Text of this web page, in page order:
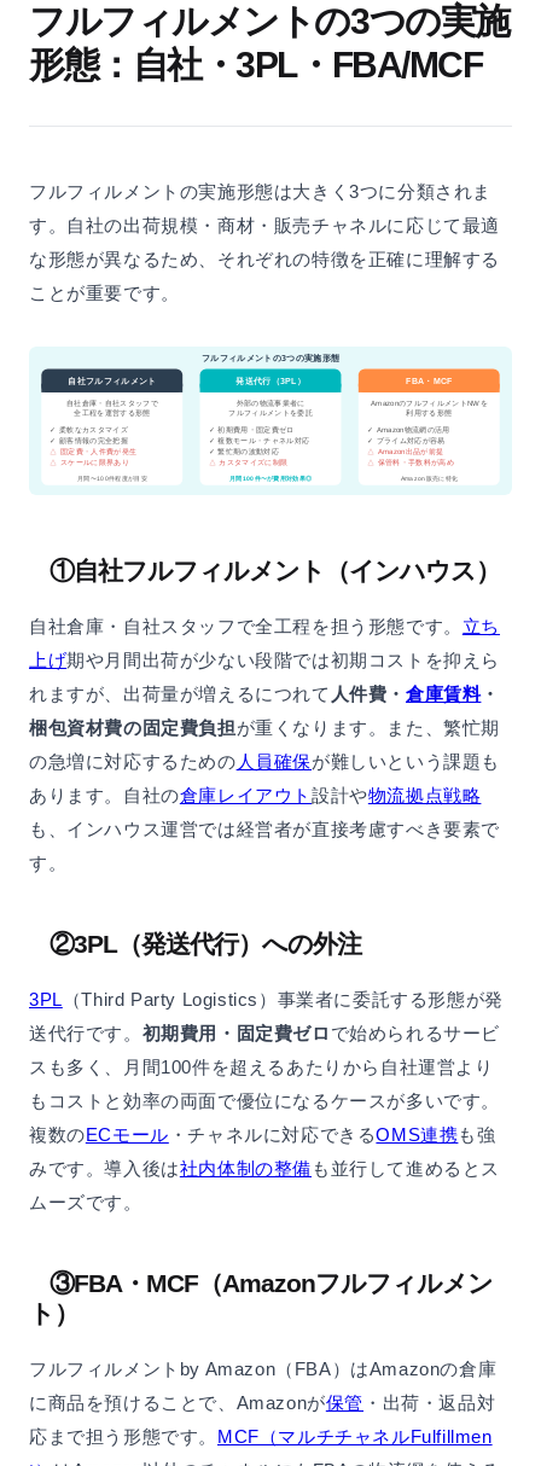
フルフィルメントの3つの実施
形態：自社・3PL・FBA/MCF
フルフィルメントの実施形態は大きく3つに分類されま
す。自社の出荷規模・商材・販売チャネルに応じて最適
な形態が異なるため、それぞれの特徴を正確に理解する
ことが重要です。
フルフィルメントの3つの実施形態
自社フルフィルメント
自社倉庫・自社スタッフで
全工程を運営する形態
✓ 柔軟なカスタマイズ
✓ 顧客情報の完全把握
△ 固定費・人件費が発生
△ スケールに限界あり
月間〜100件程度が目安
発送代行（3PL）
外部の物流事業者に
フルフィルメントを委託
✓ 初期費用・固定費ゼロ
✓ 複数モール・チャネル対応
✓ 繁忙期の波動対応
△ カスタマイズに制限
月間100件〜が費用対効果◎
FBA・MCF
AmazonのフルフィルメントNWを
利用する形態
✓ Amazon物流網の活用
✓ プライム対応が容易
△ Amazon出品が前提
△ 保管料・手数料が高め
Amazon販売に特化
①自社フルフィルメント（インハウス）
自社倉庫・自社スタッフで全工程を担う形態です。 立ち
上げ期や月間出荷が少ない段階では初期コストを抑えら
れますが、出荷量が増えるにつれて 人件費・倉庫賃料・
梱包資材費の固定費負担が重くなります。また、繁忙期
の急増に対応するための 人員確保が難しいという課題も
あります。自社の倉庫レイアウト設計や物流拠点戦略
も、インハウス運営では経営者が直接考慮すべき要素で
す。
②3PL（発送代行）への外注
3PL （Third Party Logistics）事業者に委託する形態が発
送代行です。 初期費用・固定費ゼロ で始められるサービ
スも多く、月間100件を超えるあたりから自社運営より
もコストと効率の両面で優位になるケースが多いです。
複数のECモール ・チャネルに対応できるOMS連携も強
みです。導入後は社内体制の整備 も並行して進めるとス
ムーズです。
③FBA・MCF（Amazonフルフィルメン
ト）
フルフィルメントby Amazon（FBA）はAmazonの倉庫
に商品を預けることで、Amazonが保管 ・出荷・返品対
応まで担う形態です。 MCF（マルチチャネルFulfillmen